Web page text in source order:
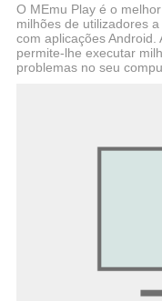
O MEmu Play é o
milhões de utilizadores
com aplicações Android.
permite-lhe executar
problemas no seu